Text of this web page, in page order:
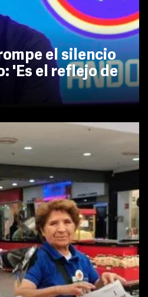
el silencio
'Es el reflejo de